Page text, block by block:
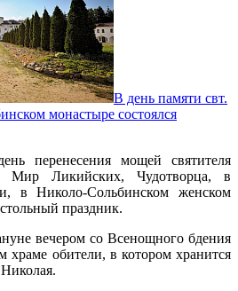
В день памяти свт.
монастыре состоялся
перенесения мощей святителя
Мир Ликийских, Чудотворца, в
в Николо-Сольбинском женском
праздник.
вечером со Всенощного бдения
храме обители, в котором хранится